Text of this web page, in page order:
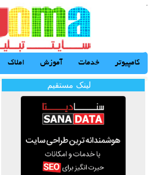
کامپیوتر خدمات آموزش املاک
لینک مستقیم